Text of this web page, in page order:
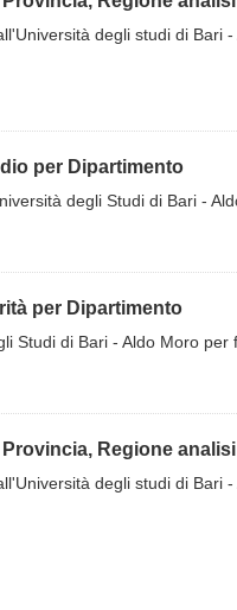
degli studi di Bari
per Dipartimento
degli Studi di Bari -
per Dipartimento
Studi di Bari - Aldo Moro
Regione
degli studi di Bari